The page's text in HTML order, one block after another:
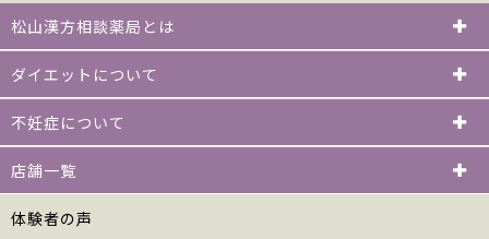
松山漢方相談薬局とは
ダイエットについて
不妊症について
店舗一覧
体験者の声